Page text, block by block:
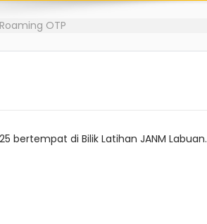
OTP
bertempat di Bilik Latihan JANM Labuan.